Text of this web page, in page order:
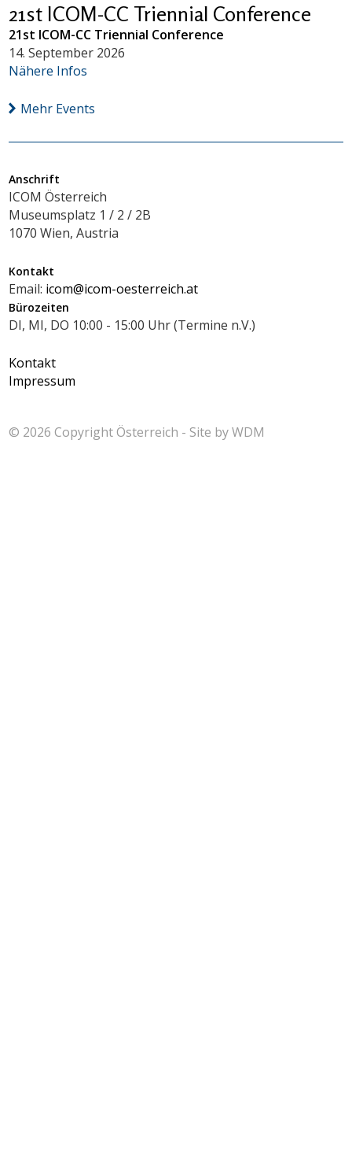
21st ICOM-CC Triennial Conference
21st ICOM-CC Triennial Conference
14. September 2026
Nähere Infos
Mehr Events
Anschrift
ICOM Österreich
Museumsplatz 1 / 2 / 2B
1070 Wien, Austria
Kontakt
Email: icom@icom-oesterreich.at
Bürozeiten
DI, MI, DO 10:00 - 15:00 Uhr (Termine n.V.)
Kontakt
Impressum
© 2026 CopyrightÖsterreich - Site byWDM